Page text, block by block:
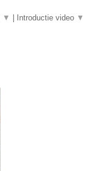
▼ Introductie video ▼